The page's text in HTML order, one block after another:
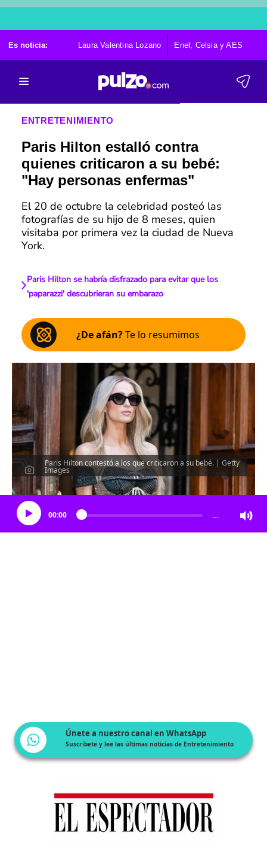
Es noticia: Laura Valentina Lozano Enel, Celsia y AES
ENTRETENIMIENTO
Paris Hilton estalló contra
quienes criticaron a su bebé:
"Hay personas enfermas"
El 20 de octubre la celebridad posteó las
fotografías de su hijo de 8 meses, quien
visitaba por primera vez la ciudad de Nueva
York.
Paris Hilton se habría disfrazado para evitar que los
'paparazzi' descubrieran su embarazo
¿De afán?Te lo resumimos
Paris Hilton contestó a los que criticaron a su bebé. | Getty
Images
Escucha el artículo
00:00 …
Únete a nuestro canal en WhatsApp
Suscríbete y lee las últimas noticias de Entretenimiento